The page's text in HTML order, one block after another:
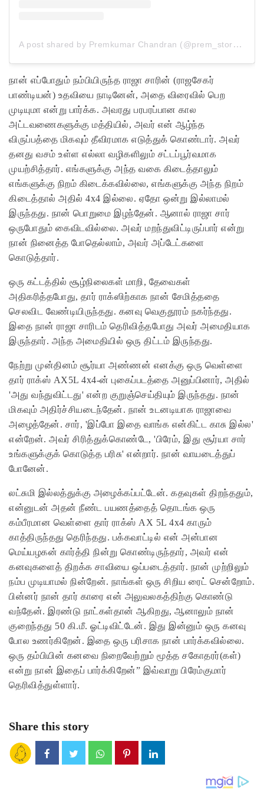
A post shared by Premkumar Chandran (@prem_storytelling)
நான் எப்போதும் நம்பியிருந்த ராஜா சாரின் (ராஜசேகர்
பாண்டியன்) உதவியை நாடினேன், அதை விரைவில் பெற
முடியுமா என்று பார்க்க. அவரது பரபரப்பான கால
அட்டவணைகளுக்கு மத்தியில், அவர் என் ஆழ்ந்த
விருப்பத்தை மிகவும் தீவிரமாக எடுத்துக் கொண்டார். அவர்
தனது வசம் உள்ள எல்லா வழிகளிலும் சட்டப்பூர்வமாக
முயற்சித்தார். எங்களுக்கு அந்த வகை கிடைத்தாலும்
எங்களுக்கு நிறம் கிடைக்கவில்லை, எங்களுக்கு அந்த நிறம்
கிடைத்தால் அதில் 4x4 இல்லை. ஏதோ ஒன்று இல்லாமல்
இருந்தது. நான் பொறுமை இழந்தேன். ஆனால் ராஜா சார்
ஒருபோதும் கைவிடவில்லை. அவர் மறந்துவிட்டிருப்பார் என்று
நான் நினைத்த போதெல்லாம், அவர் அப்டேட்களை
கொடுத்தார்.
ஒரு கட்டத்தில் சூழ்நிலைகள் மாறி, தேவைகள்
அதிகரித்தபோது, ​​தார் ராக்ஸிற்காக நான் சேமித்ததை
செலவிட வேண்டியிருந்தது. கனவு வெகுதூரம் நகர்ந்தது.
இதை நான் ராஜா சாரிடம் தெரிவித்தபோது அவர் அமைதியாக
இருந்தார். அந்த அமைதியில் ஒரு திட்டம் இருந்தது.
நேற்று முன்தினம் சூர்யா அண்ணன் எனக்கு ஒரு வெள்ளை
தார் ராக்ஸ் AX5L 4x4-ன் புகைப்படத்தை அனுப்பினார், அதில்
'அது வந்துவிட்டது' என்ற குறுஞ்செய்தியும் இருந்தது. நான்
மிகவும் அதிர்ச்சியடைந்தேன். நான் உடனடியாக ராஜாவை
அழைத்தேன். சார், 'இப்போ இதை வாங்க என்கிட்ட காசு இல்ல'
என்றேன். அவர் சிரித்துக்கொண்டே, 'பிரேம், இது சூர்யா சார்
உங்களுக்குக் கொடுத்த பரிசு' என்றார். நான் வாயடைத்துப்
போனேன்.
லட்சுமி இல்லத்துக்கு அழைக்கப்பட்டேன். கதவுகள் திறந்ததும்,
என்னுடன் அதன் நீண்ட பயணத்தைத் தொடங்க ஒரு
கம்பீரமான வெள்ளை தார் ராக்ஸ் AX 5L 4x4 காரும்
காத்திருந்தது தெரிந்தது. பக்கவாட்டில் என் அன்பான
மெய்யழகன் கார்த்தி நின்று கொண்டிருந்தார், அவர் என்
கனவுகளைத் திறக்க சாவியை ஒப்படைத்தார். நான் முற்றிலும்
நம்ப முடியாமல் நின்றேன். நாங்கள் ஒரு சிறிய ரைட் சென்றோம்.
பின்னர் நான் தார் காரை என் அலுவலகத்திற்கு கொண்டு
வந்தேன். இரண்டு நாட்கள்தான் ஆகிறது, ஆனாலும் நான்
குறைந்தது 50 கி.மீ. ஓட்டிவிட்டேன். இது இன்னும் ஒரு கனவு
போல உணர்கிறேன். இதை ஒரு பரிசாக நான் பார்க்கவில்லை.
ஒரு தம்பியின் கனவை நிறைவேற்றும் மூத்த சகோதரர்(கள்)
என்று நான் இதைப் பார்க்கிறேன்” இவ்வாறு பிரேம்குமார்
தெரிவித்துள்ளார்.
Share this story